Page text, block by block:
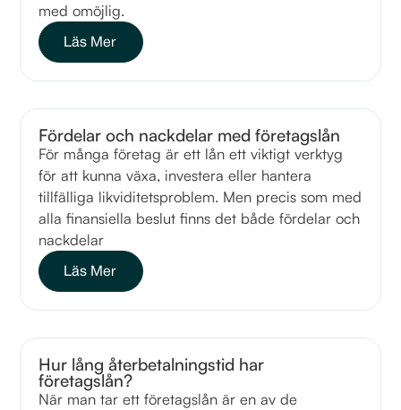
med omöjlig.
Läs Mer
Fördelar och nackdelar med företagslån
För många företag är ett lån ett viktigt verktyg
för att kunna växa, investera eller hantera
tillfälliga likviditetsproblem. Men precis som med
alla finansiella beslut finns det både fördelar och
nackdelar
Läs Mer
Hur lång återbetalningstid har
företagslån?
När man tar ett företagslån är en av de